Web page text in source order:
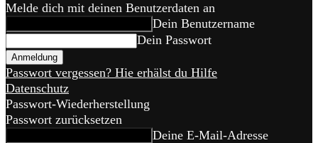
Melde dich mit deinen Benutzerdaten an
Dein Benutzername
Dein Passwort
Passwort vergessen? Hie erhälst du Hilfe
Datenschutz
Passwort-Wiederherstellung
Passwort zurücksetzen
Deine E-Mail-Adresse